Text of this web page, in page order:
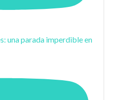
una parada imperdible en